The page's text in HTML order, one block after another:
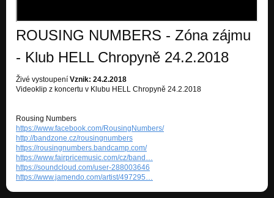
ROUSING NUMBERS - Zóna zájmu
- Klub HELL Chropyně 24.2.2018
Živé vystoupení Vznik: 24.2.2018
Videoklip z koncertu v Klubu HELL Chropyně 24.2.2018
Rousing Numbers
https://www.facebook.com/RousingNumbers/
http://bandzone.cz/rousingnumbers
https://rousingnumbers.bandcamp.com/
https://www.fairpricemusic.com/cz/band…
https://soundcloud.com/user-288003646
https://www.jamendo.com/artist/497295…